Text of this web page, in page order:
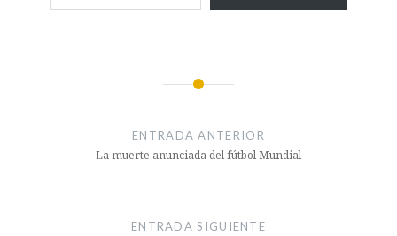
ENTRADA ANTERIOR
La muerte anunciada del fútbol Mundial
ENTRADA SIGUIENTE